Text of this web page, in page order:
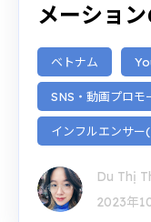
メーショ
ベトナム
SNS・動画プロモ
インフルエンサ
Du Thị
2023年